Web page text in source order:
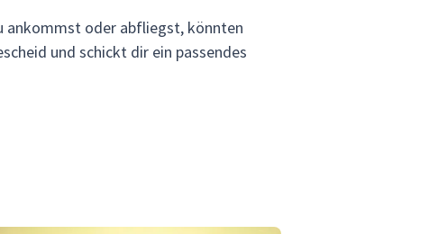
ankommst oder abfliegst, könnten
und schickt dir ein passendes